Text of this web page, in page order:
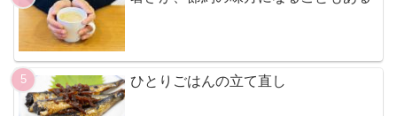
ひとりごはんの立て直し